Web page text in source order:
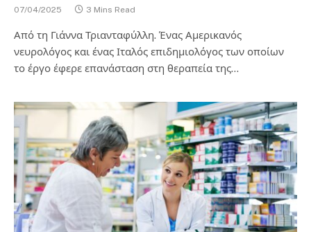
07/04/2025 3 Mins Read
Από τη Γιάννα Τριανταφύλλη. Ένας Αμερικανός
νευρολόγος και ένας Ιταλός επιδημιολόγος των οποίων
το έργο έφερε επανάσταση στη θεραπεία της…